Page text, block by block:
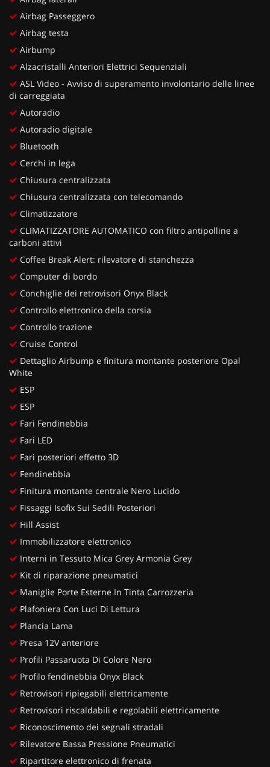
Airbag Passeggero
Airbag testa
Airbump
Alzacristalli Anteriori Elettrici Sequenziali
ASL Video - Avviso di superamento involontario delle linee
di carreggiata
Autoradio
Autoradio digitale
Bluetooth
Cerchi in lega
Chiusura centralizzata
Chiusura centralizzata con telecomando
Climatizzatore
CLIMATIZZATORE AUTOMATICO con filtro antipolline a
carboni attivi
Coffee Break Alert: rilevatore di stanchezza
Computer di bordo
Conchiglie dei retrovisori Onyx Black
Controllo elettronico della corsia
Controllo trazione
Cruise Control
Dettaglio Airbump e finitura montante posteriore Opal
White
ESP
ESP
Fari Fendinebbia
Fari LED
Fari posteriori effetto 3D
Fendinebbia
Finitura montante centrale Nero Lucido
Fissaggi Isofix Sui Sedili Posteriori
Hill Assist
Immobilizzatore elettronico
Interni in Tessuto Mica Grey Armonia Grey
Kit di riparazione pneumatici
Maniglie Porte Esterne In Tinta Carrozzeria
Plafoniera Con Luci Di Lettura
Plancia Lama
Presa 12V anteriore
Profili Passaruota Di Colore Nero
Profilo fendinebbia Onyx Black
Retrovisori ripiegabili elettricamente
Retrovisori riscaldabili e regolabili elettricamente
Riconoscimento dei segnali stradali
Rilevatore Bassa Pressione Pneumatici
Ripartitore elettronico di frenata